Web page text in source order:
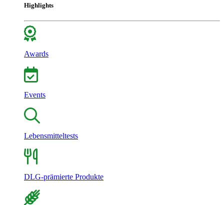
Highlights
Awards
Events
Lebensmitteltests
DLG-prämierte Produkte